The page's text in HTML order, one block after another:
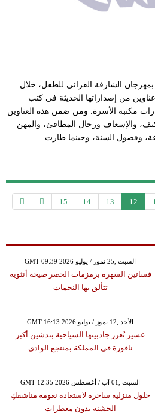
بمهرجان الشارقة القرائي للطفل، خلال
من إصداراتها الحديثة في كتب
مكتبة الأسرة. ومن ضمن هذه العناوين
والإسعاف ورجال المطافئ، والمهن
وفصول السنة، وحينما طارت
12
13
14
15
GMT 09:39 2026 السبت ,25 تموز / يوليو
فساتين السهرة بزمزمات الخصر صيحة أنثوية
تتألق بها النجمات
GMT 16:13 2026 الأحد ,12 تموز / يوليو
عسير تُعزز جاذبيتها السياحية بتدشين أكبر
نافورة في المملكة بمنتجع الوادي
GMT 12:35 2026 السبت ,01 آب / أغسطس
حلول منزلية ساحرة لاستعادة نعومة مناشفكِ
الخشنة بدون معطرات